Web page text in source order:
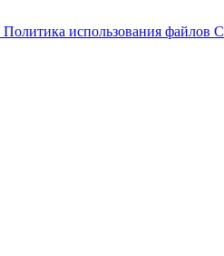
Политика использования файлов